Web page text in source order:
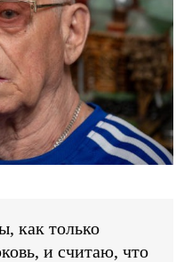
как только
и считаю, что